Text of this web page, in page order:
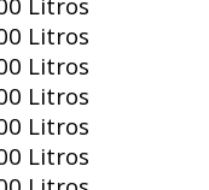
Litros
Litros
Litros
Litros
Litros